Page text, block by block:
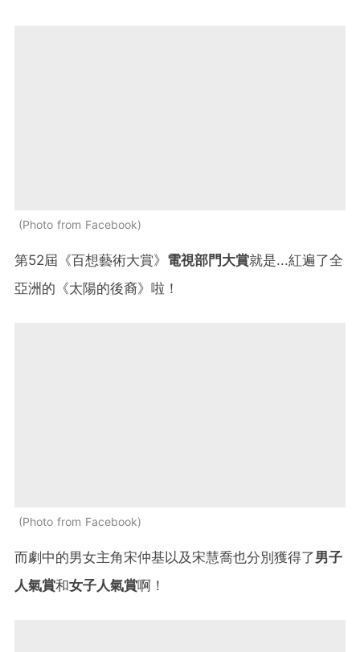
Photo from Facebook
第52屆《百想藝術大賞》 電視部門大賞就是...紅遍了全
亞洲的《太陽的後裔》啦！
Photo from Facebook
而劇中的男女主角宋仲基以及宋慧喬也分別獲得了男子
人氣賞和女子人氣賞啊！